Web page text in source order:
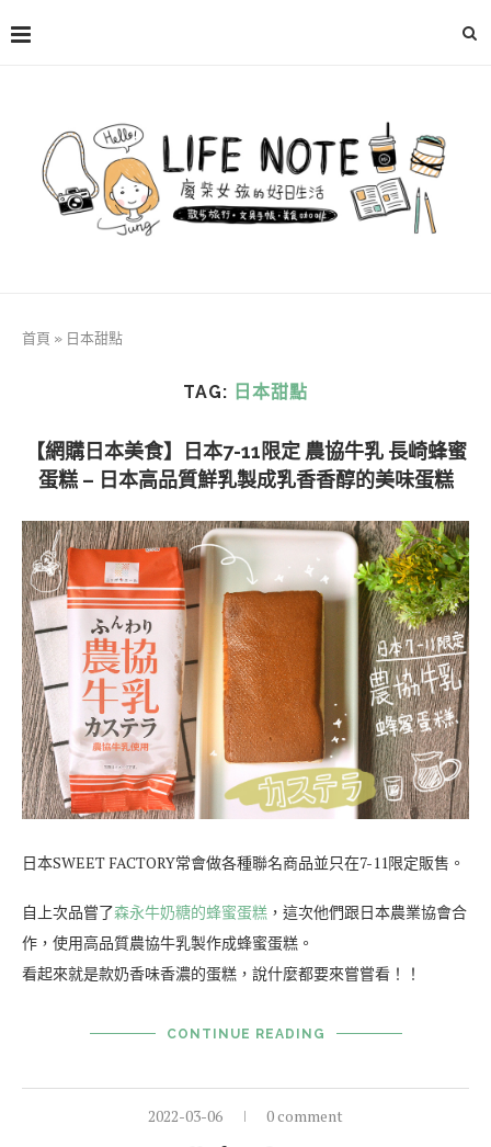
首頁 » 日本甜點
TAG: 日本甜點
【網購日本美食】日本7-11限定 農協牛乳 長崎蜂蜜
蛋糕 – 日本高品質鮮乳製成乳香香醇的美味蛋糕
日本SWEET FACTORY常會做各種聯名商品並只在7-11限定販售。
自上次品嘗了森永牛奶糖的蜂蜜蛋糕 ，這次他們跟日本農業協會合
作，使用高品質農協牛乳製作成蜂蜜蛋糕。
看起來就是款奶香味香濃的蛋糕，說什麼都要來嘗嘗看！！
CONTINUE READING
2022-03-06 0 comment